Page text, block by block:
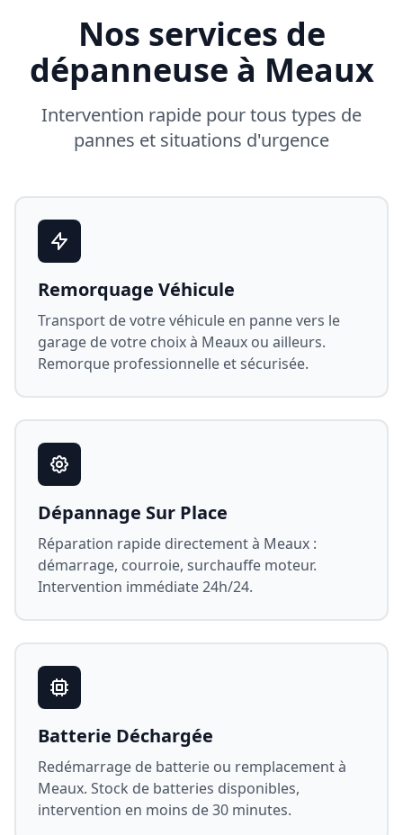
Nos services de
dépanneuse à Meaux
Intervention rapide pour tous types de
pannes et situations d'urgence
Remorquage Véhicule
Transport de votre véhicule en panne vers le
garage de votre choix à Meaux ou ailleurs.
Remorque professionnelle et sécurisée.
Dépannage Sur Place
Réparation rapide directement à Meaux :
démarrage, courroie, surchauffe moteur.
Intervention immédiate 24h/24.
Batterie Déchargée
Redémarrage de batterie ou remplacement à
Meaux. Stock de batteries disponibles,
intervention en moins de 30 minutes.